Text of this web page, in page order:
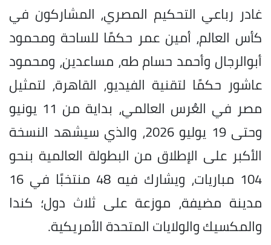
غادر رباعي التحكيم المصري، المشاركون في
كأس العالم، أمين عمر حكمًا للساحة ومحمود
أبوالرجال وأحمد حسام طه، مساعدين، ومحمود
عاشور حكمًا لتقنية الفيديو، القاهرة، لتمثيل
مصر في العُرس العالمي، بداية من 11 يونيو
وحتى 19 يوليو 2026، والذي سيشهد النسخة
الأكبر على الإطلاق من البطولة العالمية بنحو
104 مباريات، ويشارك فيه 48 منتخبًا في 16
مدينة مضيفة، موزعة على ثلاث دول؛ كندا
والمكسيك والولايات المتحدة الأمريكية.